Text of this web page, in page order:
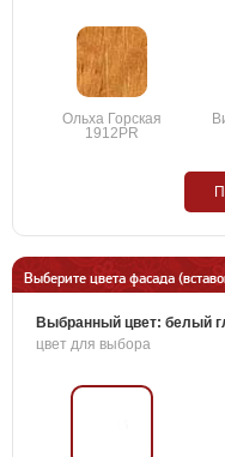
Ольха Горская
1912PR
Выберите цвета фасада
Выбранный цвет: белый
цвет для выбора